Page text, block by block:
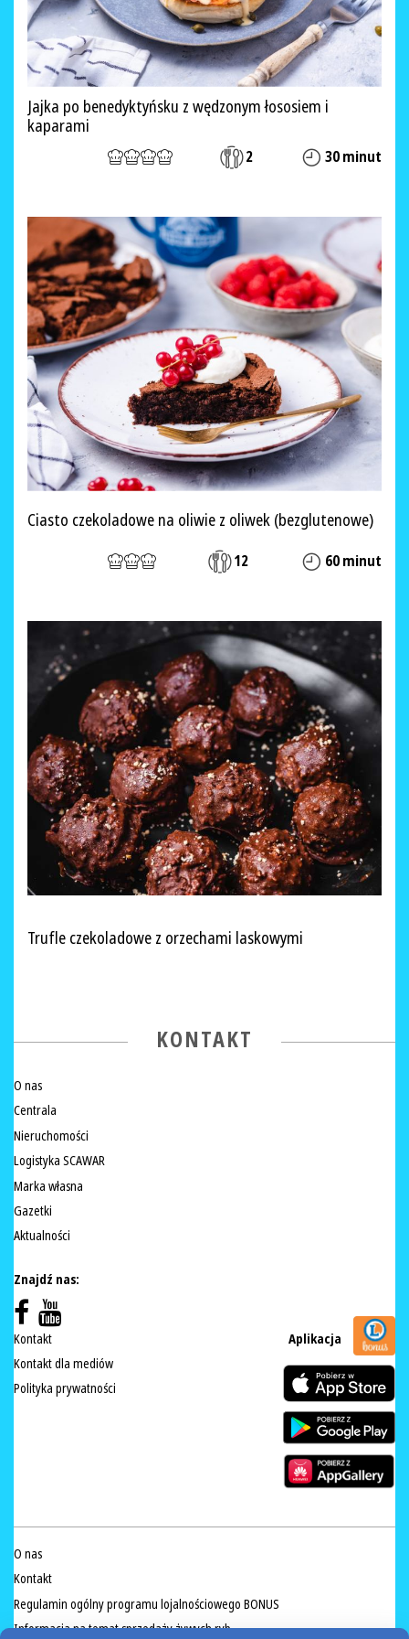
Jajka po benedyktyńsku z wędzonym łososiem i
kaparami
2 30 minut
Ciasto czekoladowe na oliwie z oliwek (bezglutenowe)
12 60 minut
Trufle czekoladowe z orzechami laskowymi
KONTAKT
O nas
Centrala
Nieruchomości
Logistyka SCAWAR
Marka własna
Gazetki
Aktualności
Znajdź nas:
Kontakt
Kontakt dla mediów
Polityka prywatności
Aplikacja
O nas
Kontakt
Regulamin ogólny programu lojalnościowego BONUS
Informacja na temat sprzedaży żywych ryb